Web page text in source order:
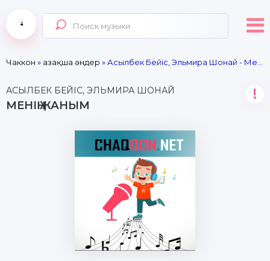
Чаккон » Қазақша әндер » Асылбек Бейіс, Эльмира Шонай - Менің жаным
АСЫЛБЕК БЕЙІС, ЭЛЬМИРА ШОНАЙ
МЕНІҢ ЖАНЫМ
!